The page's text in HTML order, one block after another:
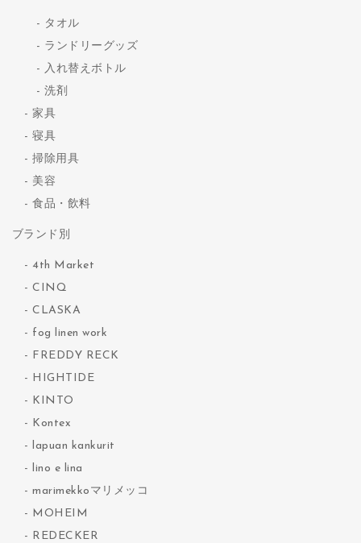
タオル
ランドリーグッズ
入れ替えボトル
洗剤
家具
寝具
掃除用具
美容
食品・飲料
ブランド別
4th Market
CINQ
CLASKA
fog linen work
FREDDY RECK
HIGHTIDE
KINTO
Kontex
lapuan kankurit
lino e lina
marimekkoマリメッコ
MOHEIM
REDECKER